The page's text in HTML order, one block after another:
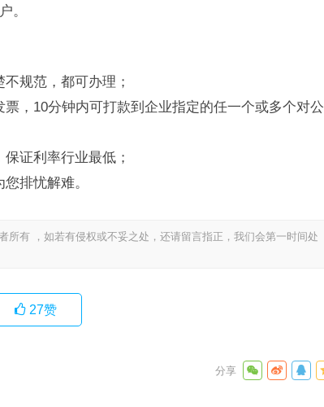
。
规范，都可办理；
，10分钟内可打款到企业指定的任一个或多个对公
证利率行业最低；
排忧解难。
所有 ，如若有侵权或不妥之处，还请留言指正，我们会第一时间处
27赞